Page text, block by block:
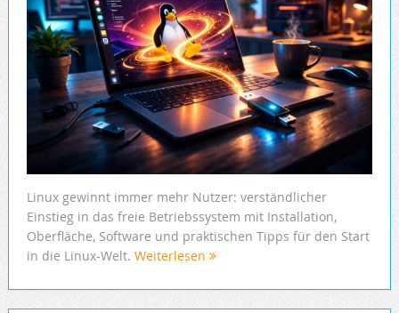
Linux gewinnt immer mehr Nutzer: verständlicher
Einstieg in das freie Betriebssystem mit Installation,
Oberfläche, Software und praktischen Tipps für den Start
in die Linux-Welt. Weiterlesen